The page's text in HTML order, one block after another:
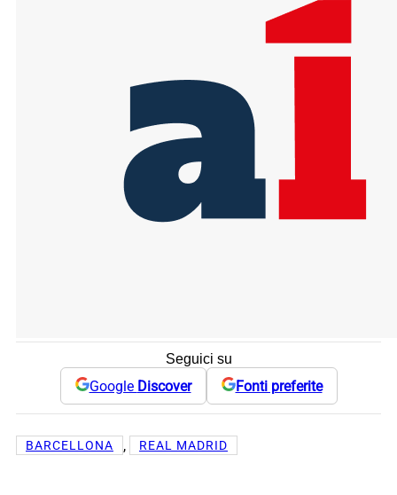
Seguici su
Google Discover Fonti preferite
BARCELLONA , REAL MADRID